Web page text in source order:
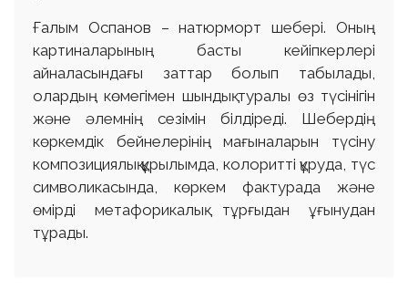
Ғалым Оспанов – натюрморт шебері. Оның
картиналарының басты кейіпкерлері
айналасындағы заттар болып табылады,
олардың көмегімен шындық туралы өз түсінігін
және әлемнің сезімін білдіреді. Шебердің
көркемдік бейнелерінің мағыналарын түсіну
композициялық құрылымда, колоритті құруда, түс
символикасында, көркем фактурада және
өмірді метафорикалық тұрғыдан ұғынудан
тұрады.